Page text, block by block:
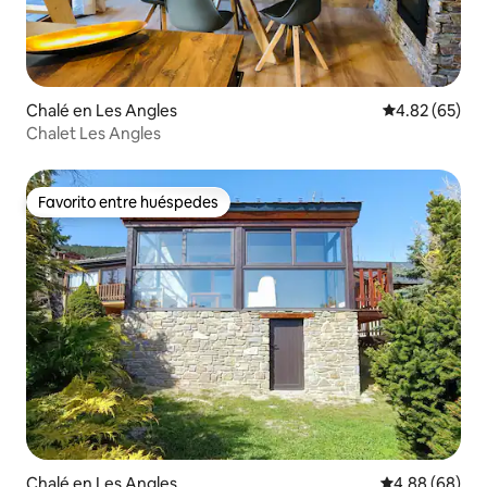
Chalé en Les Angles Calificación
4.82 (65)
Chalet Les Angles
Favorito entre huéspedes
Favorito entre huéspedes
Chalé en Les Angles Calificación
4.88 (68)